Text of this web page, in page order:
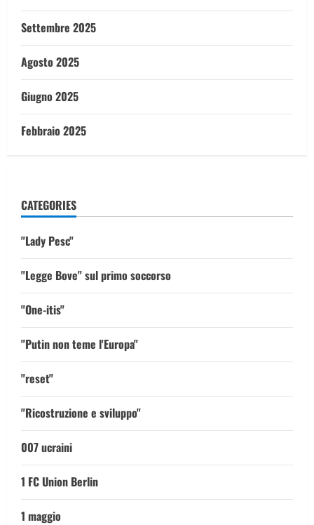
Settembre 2025
Agosto 2025
Giugno 2025
Febbraio 2025
CATEGORIES
"Lady Pesc"
"Legge Bove" sul primo soccorso
"One-itis"
"Putin non teme l'Europa"
"reset"
"Ricostruzione e sviluppo"
007 ucraini
1 FC Union Berlin
1 maggio